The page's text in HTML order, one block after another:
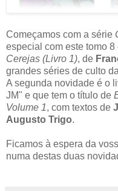
Começamos com a série
especial com este tomo
Cerejas (Livro 1), de
grandes séries de culto
A segunda novidade é o
JM" e que tem o título de
Volume 1, com textos de
Augusto Trigo.
Ficamos à espera da
numa destas duas